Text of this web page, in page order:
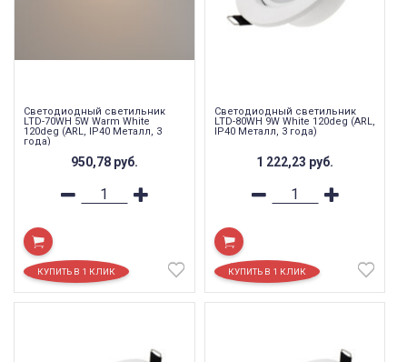
Светодиодный светильник
LTD-70WH 5W Warm White
120deg (ARL, IP40 Металл, 3
года)
950,78 руб.
Светодиодный светильник
LTD-80WH 9W White 120deg (ARL,
IP40 Металл, 3 года)
1 222,23 руб.